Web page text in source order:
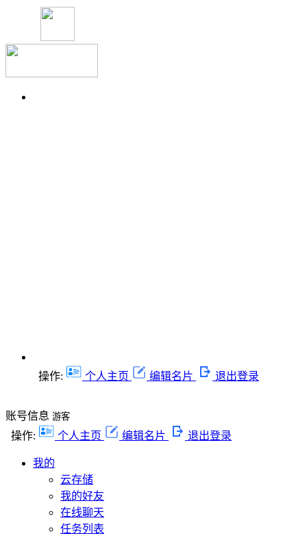
操作: 个人主页 编辑名片 退出登录
账号信息 游客
操作: 个人主页 编辑名片 退出登录
我的
云存储
我的好友
在线聊天
任务列表